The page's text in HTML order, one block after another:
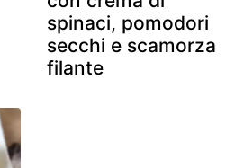
spinaci, pomodori
secchi e scamorza
filante